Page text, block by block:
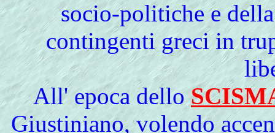
socio-politiche e
contingenti greci in
All'epoca dello
Giustiniano, volendo